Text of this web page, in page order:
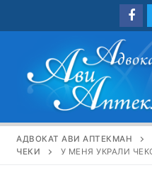
АДВОКАТ АВИ АПТЕКМАН
ЧЕКИ
У МЕНЯ УКРАЛИ